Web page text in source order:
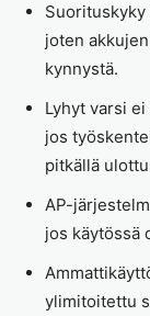
Suorituskyky
joten
kynnystä.
Lyhyt varsi
jos
pitkällä
AP-
jos käytössä
ylimitoitettu